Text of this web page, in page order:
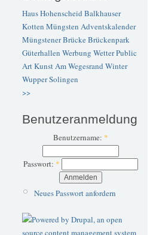
Haus Hohenscheid Balkhauser
Kotten Müngsten Adventskalender
Müngstener BrückeBrückenpark
Güterhallen Werbung WetterPublic
ArtKunstAm Wegesrand Winter
WupperSolingen
>>
Benutzeranmeldung
Benutzername: *
Passwort: *
Neues Passwort anfordern